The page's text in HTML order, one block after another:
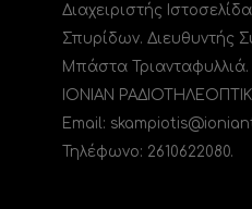
Διαχειριστής
Σπυρίδων. Διευθυντής
Μπάστα Τριανταφυλλιά.
ΙΟΝΙΑΝ
Email:
Τηλέφωνο: 2610622080.